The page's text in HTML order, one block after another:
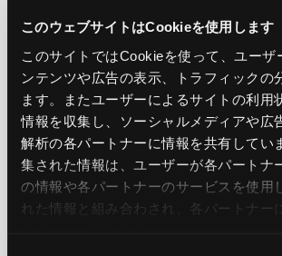
このウェブサイトはCookieを使用します
このサイトではCookieを使って、ユーザ
ンテンツや広告の表示、トラフィックの
ます。またユーザーによるサイトの利用
情報を収集し、ソーシャルメディアや広
解析の各パートナーに情報を共有してい
集された情報は、ユーザーが各パートナ
の情報や各パートナーのサービスを使用
れた情報と組み合わされ、各パートナー
PREV
BACK TO LIST
CATEGORY